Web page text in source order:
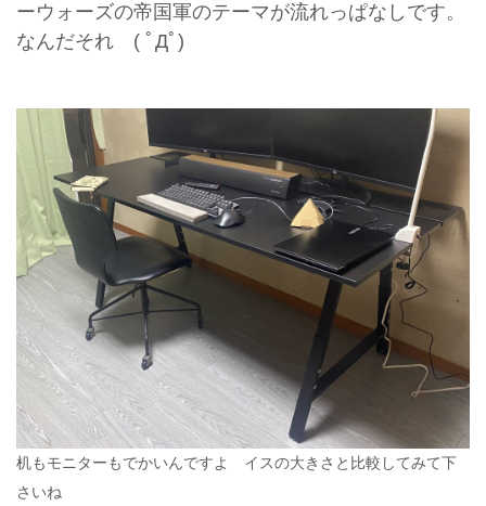
ーウォーズの帝国軍のテーマが流れっぱなしです。
なんだそれ ( ﾟДﾟ)
机もモニターもでかいんですよ イスの大きさと比較してみて下
さいね